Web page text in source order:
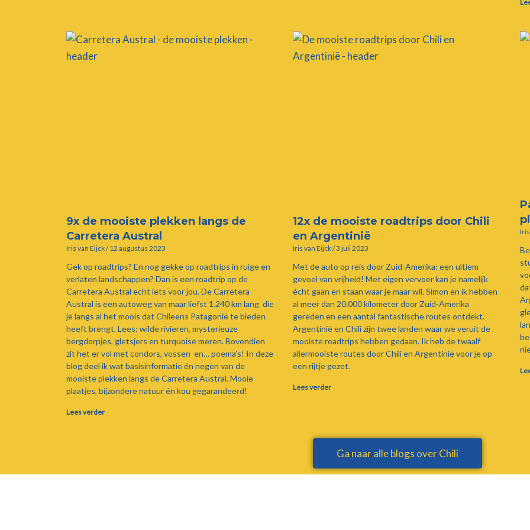
9x de mooiste plekken langs de
Carretera Austral
Iris van Eijck 12 augustus 2023
Gek op roadtrips? En nog gekke op roadtrips in ruige en
verlaten landschappen? Dan is een roadtrip op de
Carretera Austral echt iets voor jou. De Carretera
Austral is een autoweg van maar liefst 1.240 km lang die
je langs al het moois dat Chileens Patagonië te bieden
heeft brengt. Lees: wilde rivieren, mysterieuze
bergdorpjes, gletsjers en turquoise meren. Bovendien
zit het er vol met condors, vossen en… poema’s! In deze
blog deel ik wat basisinformatie én negen van de
mooiste plekken langs de Carretera Austral. Mooie
plaatjes, bijzondere natuur én kou gegarandeerd!
Lees verder
12x de mooiste roadtrips door Chili
en Argentinië
Iris van Eijck 3 juli 2023
Met de auto op reis door Zuid-Amerika: een ultiem
gevoel van vrijheid! Met eigen vervoer kan je namelijk
écht gaan en staan waar je maar wil. Simon en ik hebben
al meer dan 20.000 kilometer door Zuid-Amerika
gereden en een aantal fantastische routes ontdekt.
Argentinië en Chili zijn twee landen waar we veruit de
mooiste roadtrips hebben gedaan. Ik heb de twaalf
allermooiste routes door Chili en Argentinië voor je op
een rijtje gezet.
Lees verder
Ga naar alle blogs over Chili